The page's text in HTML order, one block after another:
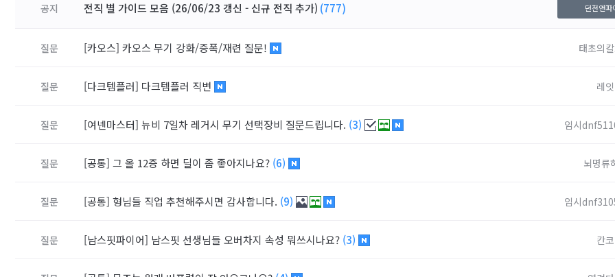
공지 전직 별 가이드 모음 (26/06/23 갱신 - 신규 전직 추가) (777) 던전앤파
질문 [카오스] 카오스 무기 강화/증폭/재련 질문! 태초의
질문 [다크템플러] 다크템플러 직변 레잇
질문 [여넨마스터] 뉴비 7일차 레거시 무기 선택장비 질문드립니다. (3) 임시
질문 [공통] 그 올 12증 하면 딜이 좀 좋아지나요? (6) 뇌명류
질문 [공통] 형님들 직업 추천해주시면 감사합니다. (9) 임시
질문 [남스핏파이어] 남스핏 선생님들 오버차지 속성 뭐쓰시나요? (3) 칸코